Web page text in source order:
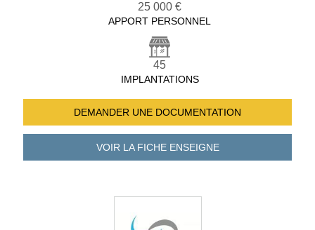
25 000 €
APPORT PERSONNEL
45
IMPLANTATIONS
DEMANDER UNE DOCUMENTATION
VOIR LA FICHEENSEIGNE